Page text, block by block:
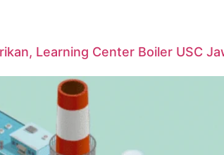
Learning Center Boiler USC